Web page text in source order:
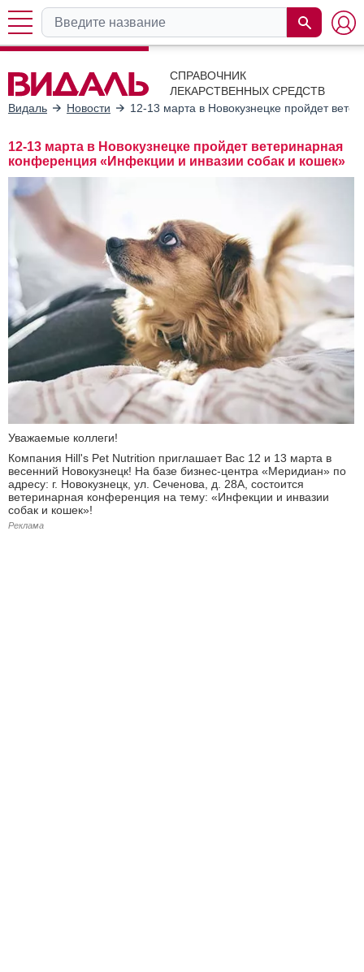
СПРАВОЧНИК
ЛЕКАРСТВЕННЫХ СРЕДСТВ
Видаль
Новости 12-13 марта в Новокузнецке пройдет
12-13 марта в Новокузнецке пройдет ветеринарная
конференция «Инфекции и инвазии собак и кошек»
Уважаемые коллеги!
Компания Hill's Pet Nutrition приглашает Вас 12 и 13 марта в
весенний Новокузнецк! На базе бизнес-центра «Меридиан» по
адресу: г. Новокузнецк, ул. Сеченова, д. 28А, состоится
ветеринарная конференция на тему: «Инфекции и инвазии
собак и кошек»!
Реклама